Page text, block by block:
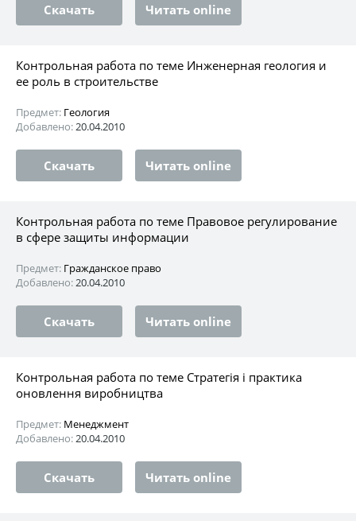
Скачать Читать online
Контрольная работа по теме Инженерная геология и
ее роль в строительстве
Предмет: Геология
Добавлено:20.04.2010
Скачать Читать online
Контрольная работа по теме Правовое регулирование
в сфере защиты информации
Предмет: Гражданское право
Добавлено:20.04.2010
Скачать Читать online
Контрольная работа по теме Стратегія і практика
оновлення виробництва
Предмет: Менеджмент
Добавлено:20.04.2010
Скачать Читать online